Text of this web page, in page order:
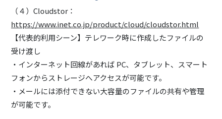
（４）Cloudstor：
https://www.inet.co.jp/product/cloud/cloudstor.html
【代表的利用シーン】テレワーク時に作成したファイルの
受け渡し
・インターネット回線があれば PC、タブレット、スマート
フォンからストレージへアクセスが可能です。
・メールには添付できない大容量のファイルの共有や管理
が可能です。